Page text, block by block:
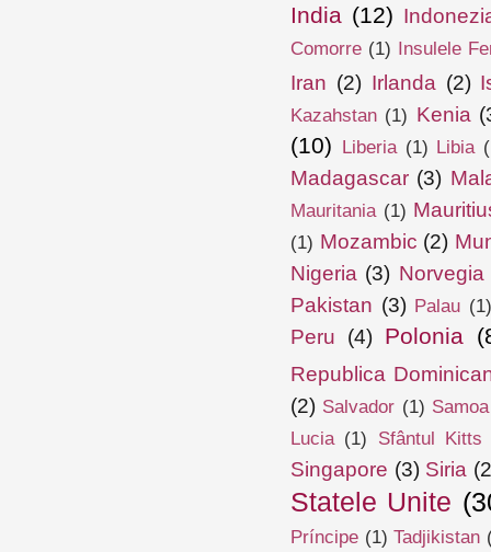
India (12)
Comorre (1) Insulele
Iran (2) Irlanda (2)
Kazahstan (1) Kenia
(10) Liberia (1) Libia
Madagascar (3)
Mauritania (1)
(1) Mozambic (2)
Nigeria (3) Norvegia
Pakistan (3) Palau (1)
Peru (4) Polonia
Republica
(2) Salvador (1) Samoa
Lucia (1) Sfântul
Singapore (3) Siria
Statele Unite
Príncipe (1) Tadjikistan